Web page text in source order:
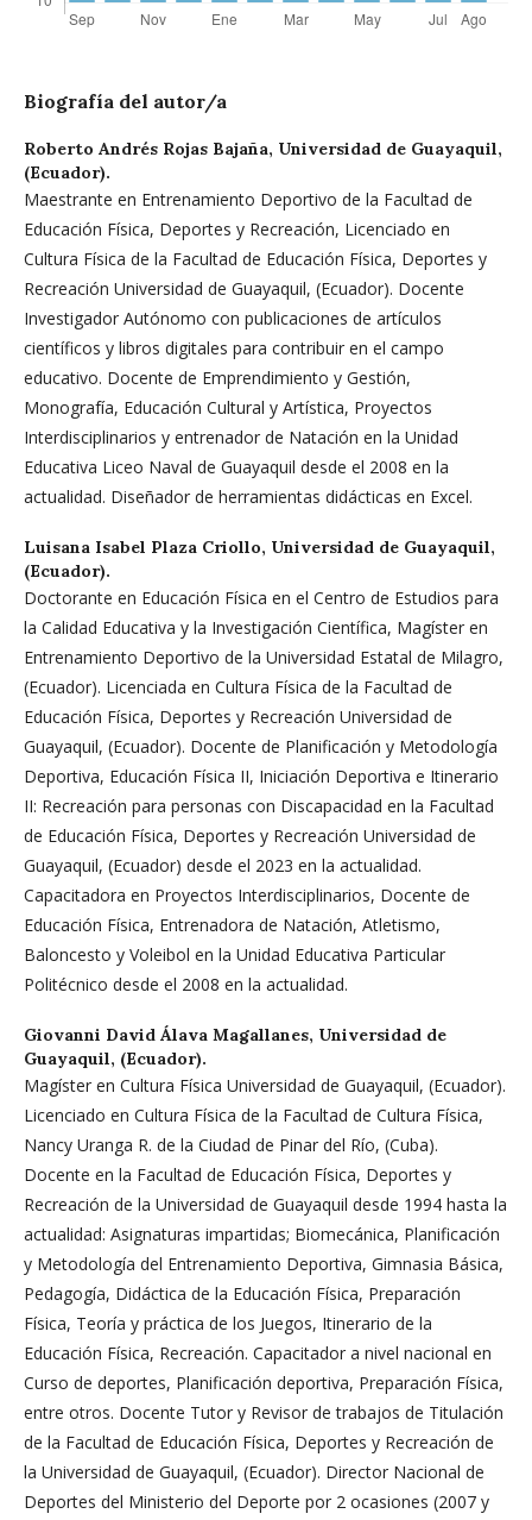
Biografía del autor/a
Roberto Andrés Rojas Bajaña, Universidad de Guayaquil,
(Ecuador).
Maestrante en Entrenamiento Deportivo de la Facultad de
Educación Física, Deportes y Recreación, Licenciado en
Cultura Física de la Facultad de Educación Física, Deportes y
Recreación Universidad de Guayaquil, (Ecuador). Docente
Investigador Autónomo con publicaciones de artículos
científicos y libros digitales para contribuir en el campo
educativo. Docente de Emprendimiento y Gestión,
Monografía, Educación Cultural y Artística, Proyectos
Interdisciplinarios y entrenador de Natación en la Unidad
Educativa Liceo Naval de Guayaquil desde el 2008 en la
actualidad. Diseñador de herramientas didácticas en Excel.
Luisana Isabel Plaza Criollo, Universidad de Guayaquil,
(Ecuador).
Doctorante en Educación Física en el Centro de Estudios para
la Calidad Educativa y la Investigación Científica, Magíster en
Entrenamiento Deportivo de la Universidad Estatal de Milagro,
(Ecuador). Licenciada en Cultura Física de la Facultad de
Educación Física, Deportes y Recreación Universidad de
Guayaquil, (Ecuador). Docente de Planificación y Metodología
Deportiva, Educación Física II, Iniciación Deportiva e Itinerario
II: Recreación para personas con Discapacidad en la Facultad
de Educación Física, Deportes y Recreación Universidad de
Guayaquil, (Ecuador) desde el 2023 en la actualidad.
Capacitadora en Proyectos Interdisciplinarios, Docente de
Educación Física, Entrenadora de Natación, Atletismo,
Baloncesto y Voleibol en la Unidad Educativa Particular
Politécnico desde el 2008 en la actualidad.
Giovanni David Álava Magallanes, Universidad de
Guayaquil, (Ecuador).
Magíster en Cultura Física Universidad de Guayaquil, (Ecuador).
Licenciado en Cultura Física de la Facultad de Cultura Física,
Nancy Uranga R. de la Ciudad de Pinar del Río, (Cuba).
Docente en la Facultad de Educación Física, Deportes y
Recreación de la Universidad de Guayaquil desde 1994 hasta la
actualidad: Asignaturas impartidas; Biomecánica, Planificación
y Metodología del Entrenamiento Deportiva, Gimnasia Básica,
Pedagogía, Didáctica de la Educación Física, Preparación
Física, Teoría y práctica de los Juegos, Itinerario de la
Educación Física, Recreación. Capacitador a nivel nacional en
Curso de deportes, Planificación deportiva, Preparación Física,
entre otros. Docente Tutor y Revisor de trabajos de Titulación
de la Facultad de Educación Física, Deportes y Recreación de
la Universidad de Guayaquil, (Ecuador). Director Nacional de
Deportes del Ministerio del Deporte por 2 ocasiones (2007 y